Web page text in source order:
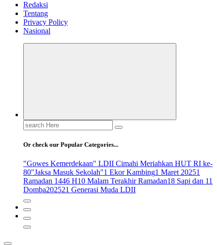
Redaksi
Tentang
Privacy Policy
Nasional
Search
for:
Or check our Popular Categories...
"Gowes Kemerdekaan" LDII Cimahi Meriahkan HUT RI ke-
80"Jaksa Masuk Sekolah"1 Ekor Kambing1 Maret 20251
Ramadan 1446 H10 Malam Terakhir Ramadan18 Sapi dan 11
Domba202521 Generasi Muda LDII